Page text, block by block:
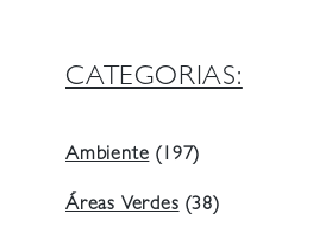
CATEGORIAS:
Ambiente(197)
Áreas Verdes(38)